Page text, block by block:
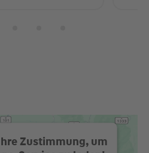
Zustimmung, um